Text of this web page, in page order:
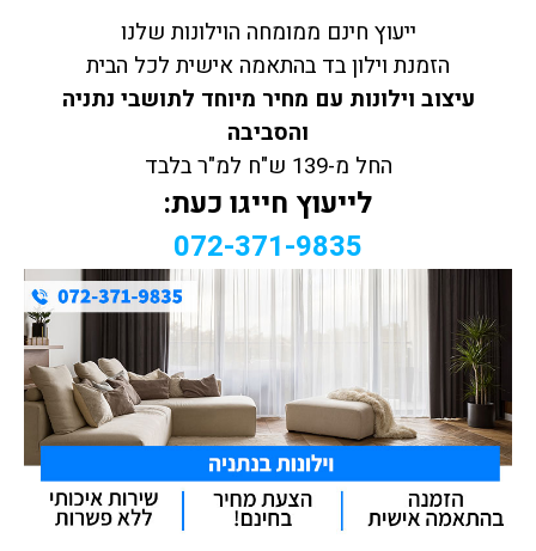
ייעוץ חינם ממומחה הוילונות שלנו
הזמנת וילון בד בהתאמה אישית לכל הבית
עיצוב וילונות עם מחיר מיוחד לתושבי נתניה
והסביבה
החל מ-139 ש"ח למ"ר בלבד
לייעוץ חייגו כעת:
072-371-9835